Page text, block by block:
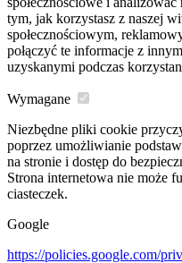
tym, jak korzystasz z naszej
społecznościowym,
połączyć te informacje z
uzyskanymi podczas
Wymagane
Niezbędne pliki cookie
poprzez umożliwianie
na stronie i dostęp do
Strona internetowa nie może
ciasteczek.
Google
https://policies.google.com/